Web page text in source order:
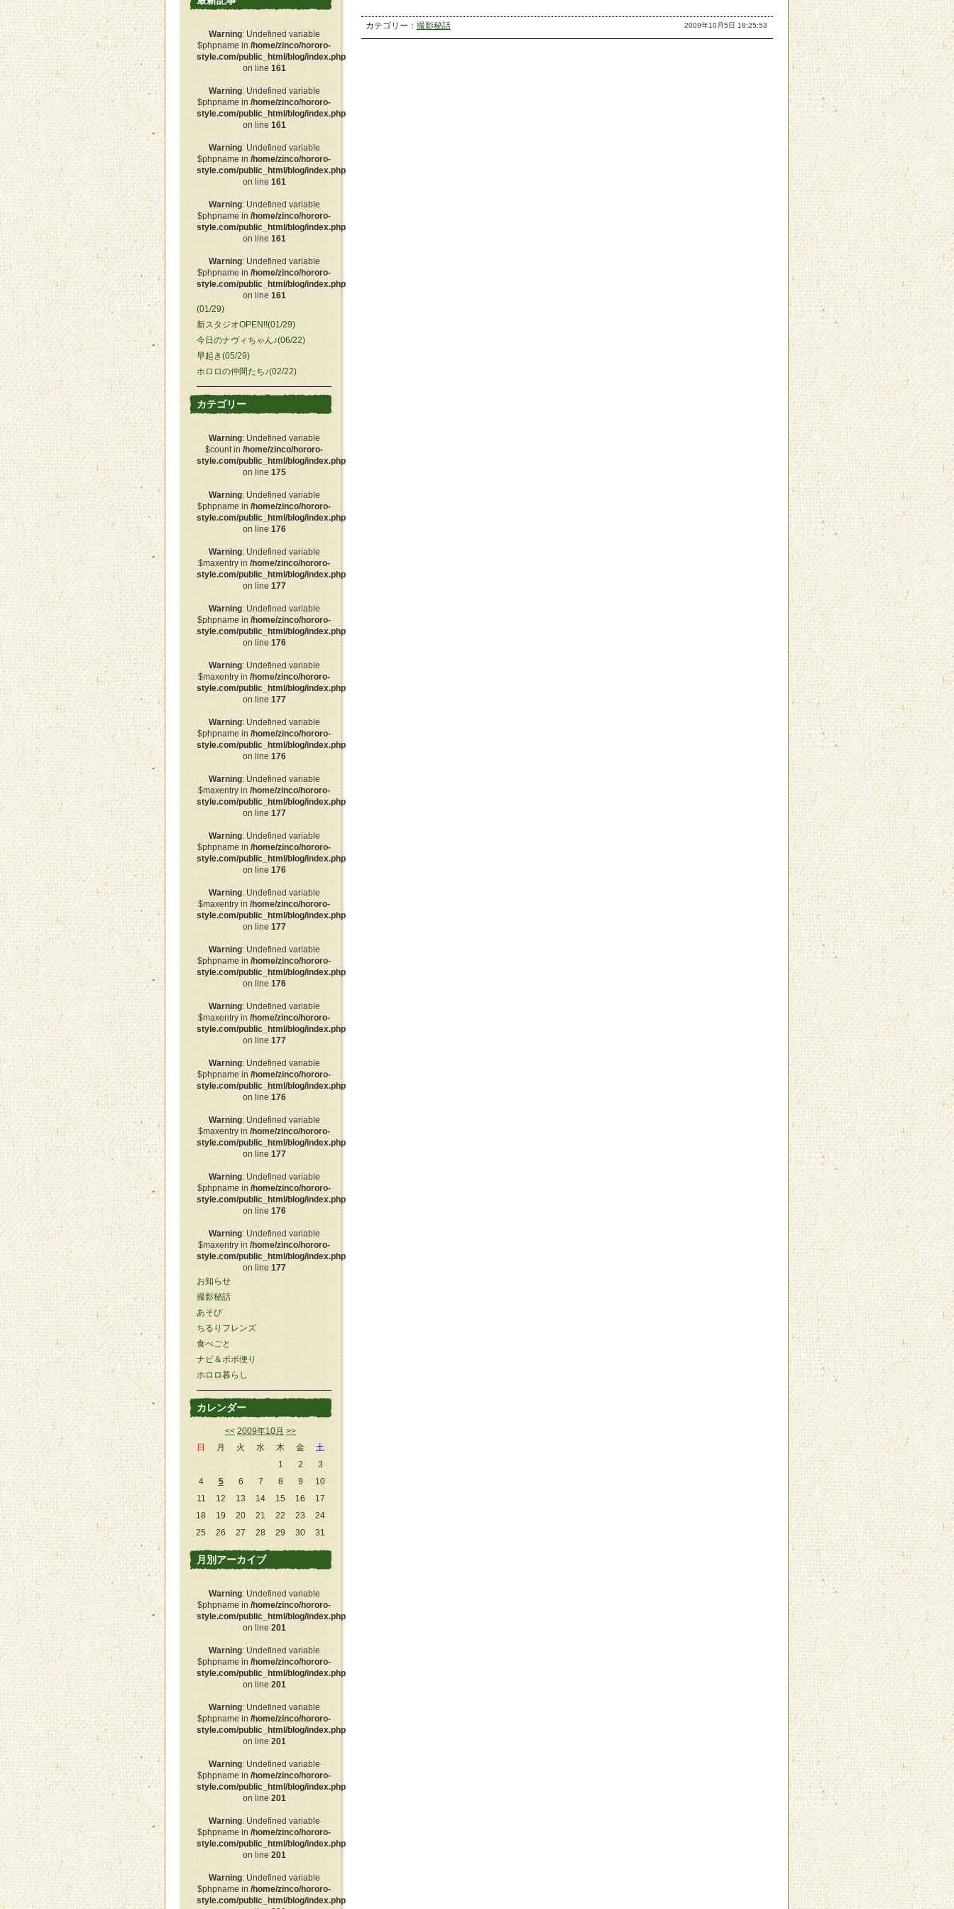
Warning: Undefined variable
$phpname in /home/zinco/hororo-
style.com/public_html/blog/index.php
on line 161
Warning: Undefined variable
$phpname in /home/zinco/hororo-
style.com/public_html/blog/index.php
on line 161
Warning: Undefined variable
$phpname in /home/zinco/hororo-
style.com/public_html/blog/index.php
on line 161
Warning: Undefined variable
$phpname in /home/zinco/hororo-
style.com/public_html/blog/index.php
on line 161
Warning: Undefined variable
$phpname in /home/zinco/hororo-
style.com/public_html/blog/index.php
on line 161
(01/29)
新スタジオOPEN!!(01/29)
今日のナヴィちゃん♪(06/22)
早起き(05/29)
ホロロの仲間たち♪(02/22)
カテゴリー
Warning: Undefined variable
$count in /home/zinco/hororo-
style.com/public_html/blog/index.php
on line 175
Warning: Undefined variable
$phpname in /home/zinco/hororo-
style.com/public_html/blog/index.php
on line 176
Warning: Undefined variable
$maxentry in /home/zinco/hororo-
style.com/public_html/blog/index.php
on line 177
Warning: Undefined variable
$phpname in /home/zinco/hororo-
style.com/public_html/blog/index.php
on line 176
Warning: Undefined variable
$maxentry in /home/zinco/hororo-
style.com/public_html/blog/index.php
on line 177
Warning: Undefined variable
$phpname in /home/zinco/hororo-
style.com/public_html/blog/index.php
on line 176
Warning: Undefined variable
$maxentry in /home/zinco/hororo-
style.com/public_html/blog/index.php
on line 177
Warning: Undefined variable
$phpname in /home/zinco/hororo-
style.com/public_html/blog/index.php
on line 176
Warning: Undefined variable
$maxentry in /home/zinco/hororo-
style.com/public_html/blog/index.php
on line 177
Warning: Undefined variable
$phpname in /home/zinco/hororo-
style.com/public_html/blog/index.php
on line 176
Warning: Undefined variable
$maxentry in /home/zinco/hororo-
style.com/public_html/blog/index.php
on line 177
Warning: Undefined variable
$phpname in /home/zinco/hororo-
style.com/public_html/blog/index.php
on line 176
Warning: Undefined variable
$maxentry in /home/zinco/hororo-
style.com/public_html/blog/index.php
on line 177
Warning: Undefined variable
$phpname in /home/zinco/hororo-
style.com/public_html/blog/index.php
on line 176
Warning: Undefined variable
$maxentry in /home/zinco/hororo-
style.com/public_html/blog/index.php
on line 177
お知らせ
撮影秘話
あそび
ちるりフレンズ
食べごと
ナビ＆ポポ便り
ホロロ暮らし
カレンダー
<< 2009年10月 >>
日
月 火 水 木 金
土
1
2
3
4
5 6 7 8 9
10
11
12 13 14 15 16
17
18
19 20 21 22 23
24
25
26 27 28 29 30 31
月別アーカイブ
Warning: Undefined variable
$phpname in /home/zinco/hororo-
style.com/public_html/blog/index.php
on line 201
Warning: Undefined variable
$phpname in /home/zinco/hororo-
style.com/public_html/blog/index.php
on line 201
Warning: Undefined variable
$phpname in /home/zinco/hororo-
style.com/public_html/blog/index.php
on line 201
Warning: Undefined variable
$phpname in /home/zinco/hororo-
style.com/public_html/blog/index.php
on line 201
Warning: Undefined variable
$phpname in /home/zinco/hororo-
style.com/public_html/blog/index.php
on line 201
Warning: Undefined variable
$phpname in /home/zinco/hororo-
style.com/public_html/blog/index.php
カテゴリー： 撮影秘話 2009年10月5日 18:25:53